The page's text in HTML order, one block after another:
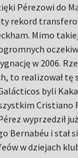
Pérezowi do
rekord
Mimo
w 2006.
to realizował tę
byli
Cristiano
wyprzedził
Bernabéu i stał
w dziejach